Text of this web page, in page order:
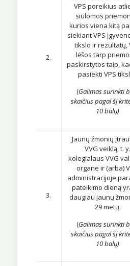
2.
VPS poreikius
siūlomos
kurios viena kitą
siekiant VPS
tikslo ir rezultatų,
lėšos tarp
paskirstytos taip,
pasiekti VPS
(Galimas surinkti
skaičius pagal šį
10 balų)
3.
Jaunų žmonių
VVG veiklą, t. y.
kolegialaus VVG
organe ir (arba)
administracijoje
pateikimo dieną
daugiau jaunų
29 metų.
(Galimas surinkti
skaičius pagal šį
10 balų)